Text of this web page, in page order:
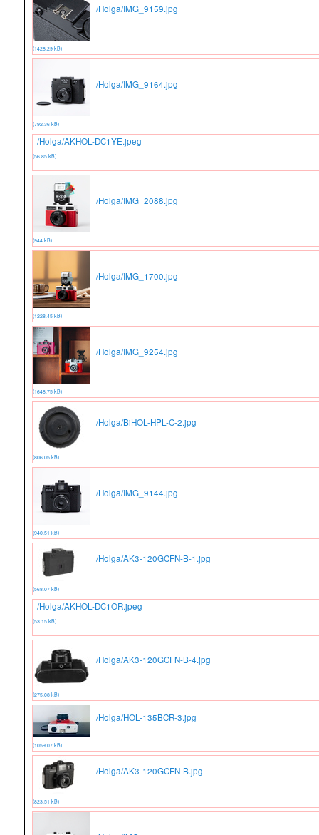
/Holga/IMG_9159.jpg
(1428.29 kB)
/Holga/IMG_9164.jpg
(792.36 kB)
/Holga/AKHOL-DC1YE.jpeg
(56.85 kB)
/Holga/IMG_2088.jpg
(944 kB)
/Holga/IMG_1700.jpg
(1228.45 kB)
/Holga/IMG_9254.jpg
(1648.75 kB)
/Holga/BiHOL-HPL-C-2.jpg
(806.05 kB)
/Holga/IMG_9144.jpg
(940.51 kB)
/Holga/AK3-120GCFN-B-1.jpg
(568.07 kB)
/Holga/AKHOL-DC1OR.jpeg
(53.15 kB)
/Holga/AK3-120GCFN-B-4.jpg
(275.08 kB)
/Holga/HOL-135BCR-3.jpg
(1059.07 kB)
/Holga/AK3-120GCFN-B.jpg
(823.51 kB)